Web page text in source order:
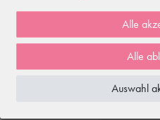
5
3
1
Alle
Alle
Auswahl